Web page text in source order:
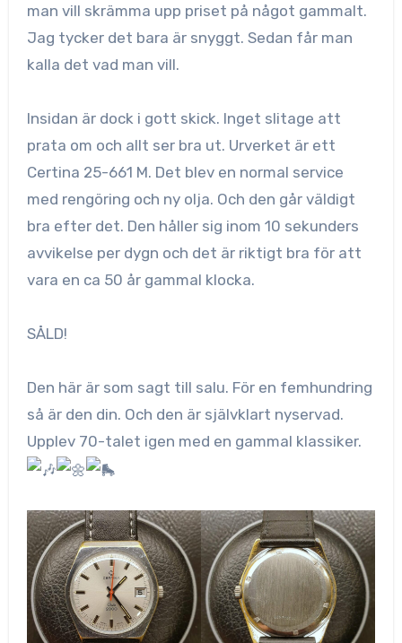
man vill skrämma upp priset på något gammalt.
Jag tycker det bara är snyggt. Sedan får man
kalla det vad man vill.
Insidan är dock i gott skick. Inget slitage att
prata om och allt ser bra ut. Urverket är ett
Certina 25-661 M. Det blev en normal service
med rengöring och ny olja. Och den går väldigt
bra efter det. Den håller sig inom 10 sekunders
avvikelse per dygn och det är riktigt bra för att
vara en ca 50 år gammal klocka.
SÅLD!
Den här är som sagt till salu. För en femhundring
så är den din. Och den är självklart nyservad.
Upplev 70-talet igen med en gammal klassiker.